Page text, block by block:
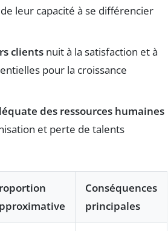
leur capacité à se différencier
clients nuit à la satisfaction et à
pour la croissance
des ressources humaines
et perte de talents
Conséquences
principales